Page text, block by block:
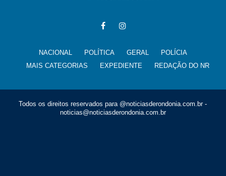
NACIONAL POLÍTICA GERAL
POLÍCIA
MAIS CATEGORIAS
EXPEDIENTE REDAÇÃO DO NR
Todos os direitos reservados para @noticiasderondonia.com.br -
noticias@noticiasderondonia.com.br